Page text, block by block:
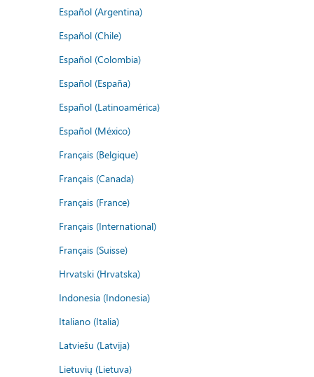
Español (Argentina)
Español (Chile)
Español (Colombia)
Español (España)
Español (Latinoamérica)
Español (México)
Français (Belgique)
Français (Canada)
Français (France)
Français (International)
Français (Suisse)
Hrvatski (Hrvatska)
Indonesia (Indonesia)
Italiano (Italia)
Latviešu (Latvija)
Lietuvių (Lietuva)